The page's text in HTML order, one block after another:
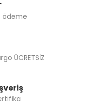
ödeme
ÜCRETSİZ